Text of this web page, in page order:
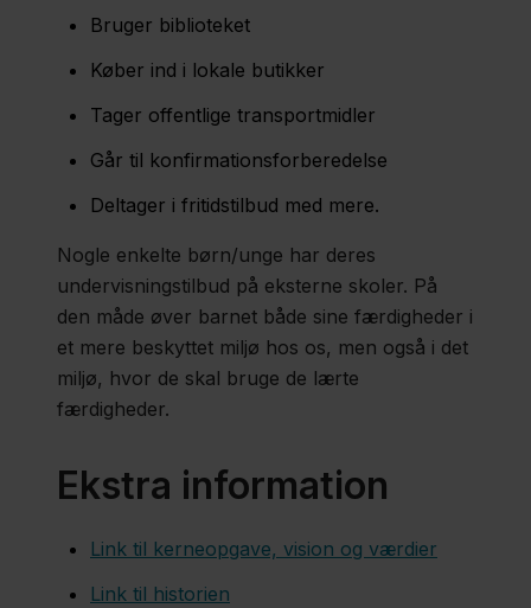
Bruger biblioteket
Køber ind i lokale butikker
Tager offentlige transportmidler
Går til konfirmationsforberedelse
Deltager i fritidstilbud med mere.
Nogle enkelte børn/unge har deres
undervisningstilbud på eksterne skoler. På
den måde øver barnet både sine færdigheder i
et mere beskyttet miljø hos os, men også i det
miljø, hvor de skal bruge de lærte
færdigheder.
Ekstra information
Link til kerneopgave, vision og værdier
Link til historien